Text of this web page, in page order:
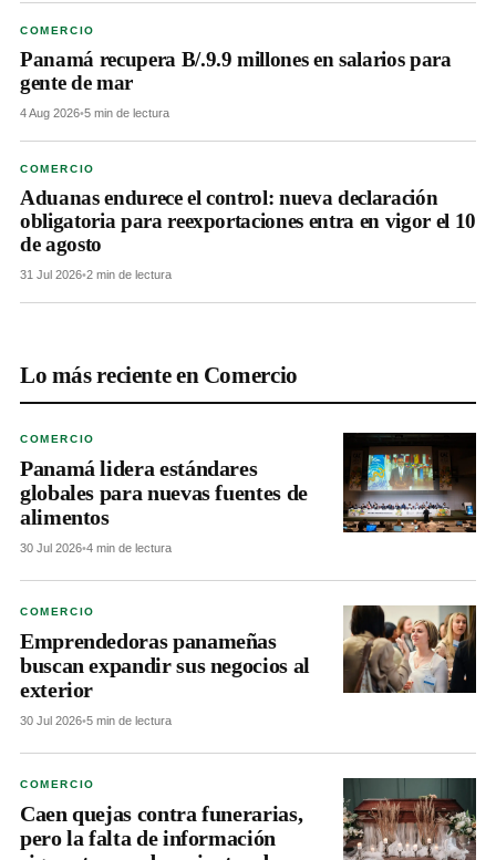
COMERCIO
Panamá recupera B/.9.9 millones en salarios para
gente de mar
4 Aug 2026•5 min de lectura
COMERCIO
Aduanas endurece el control: nueva declaración
obligatoria para reexportaciones entra en vigor el 10
de agosto
31 Jul 2026•2 min de lectura
Lo más reciente en Comercio
COMERCIO
Panamá lidera estándares
globales para nuevas fuentes de
alimentos
30 Jul 2026•4 min de lectura
COMERCIO
Emprendedoras panameñas
buscan expandir sus negocios al
exterior
30 Jul 2026•5 min de lectura
COMERCIO
Caen quejas contra funerarias,
pero la falta de información